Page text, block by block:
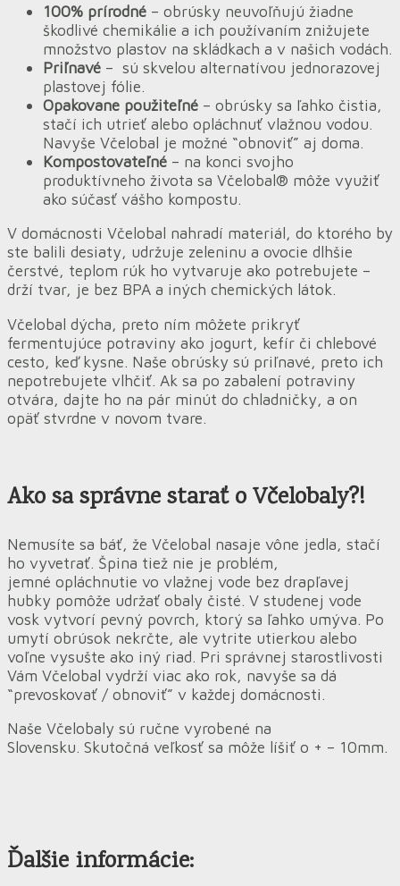
100% prírodné – obrúsky neuvoľňujú žiadne
škodlivé chemikálie a ich používaním znižujete
množstvo plastov na skládkach a v našich vodách.
Priľnavé – sú skvelou alternatívou jednorazovej
plastovej fólie.
Opakovane použiteľné – obrúsky sa ľahko čistia,
stačí ich utrieť alebo opláchnuť vlažnou vodou.
Navyše Včelobal je možné “obnoviť” aj doma.
Kompostovateľné – na konci svojho
produktívneho života sa Včelobal® môže využiť
ako súčasť vášho kompostu.
V domácnosti Včelobal nahradí materiál, do ktorého by
ste balili desiaty, udržuje zeleninu a ovocie dlhšie
čerstvé, teplom rúk ho vytvaruje ako potrebujete –
drží tvar, je bez BPA a iných chemických látok.
Včelobal dýcha, preto ním môžete prikryť
fermentujúce potraviny ako jogurt, kefír či chlebové
cesto, keď kysne. Naše obrúsky sú priľnavé, preto ich
nepotrebujete vlhčiť. Ak sa po zabalení potraviny
otvára, dajte ho na pár minút do chladničky, a on
opäť stvrdne v novom tvare.
Ako sa správne starať o Včelobaly?!
Nemusíte sa báť, že Včelobal nasaje vône jedla, stačí
ho vyvetrať. Špina tiež nie je problém,
jemné opláchnutie vo vlažnej vode bez drapľavej
hubky pomôže udržať obaly čisté. V studenej vode
vosk vytvorí pevný povrch, ktorý sa ľahko umýva. Po
umytí obrúsok nekrčte, ale vytrite utierkou alebo
voľne vysušte ako iný riad. Pri správnej starostlivosti
Vám Včelobal vydrží viac ako rok, navyše sa dá
“prevoskovať / obnoviť” v každej domácnosti.
Naše Včelobaly sú ručne vyrobené na
Slovensku. Skutočná veľkosť sa môže líšiť o + – 10mm.
Ďalšie informácie: